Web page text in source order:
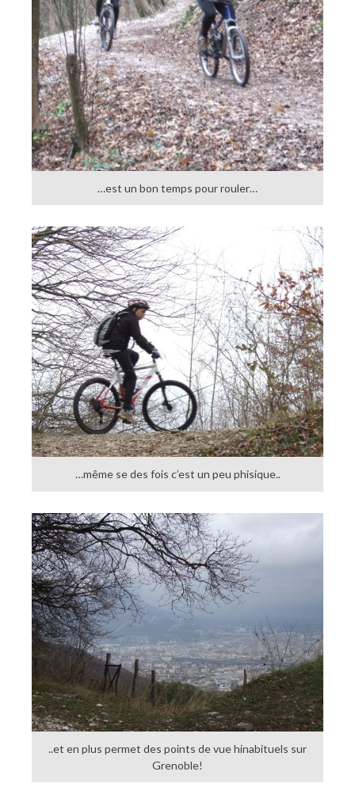
…est un bon temps pour rouler…
…même se des fois c’est un peu phisique..
..et en plus permet des points de vue hinabituels sur
Grenoble!